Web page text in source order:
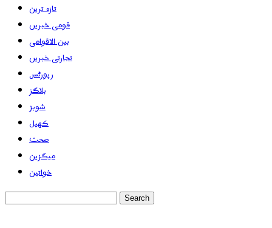
تازہ ترین
قومی خبریں
بین الاقوامی
تجارتی خبریں
رپورٹس
بلاگز
شوبز
کھیل
صحت
میگزین
خواتین